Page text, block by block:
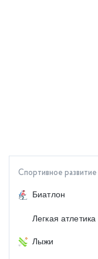
Спортивное развитие
Биатлон
Легкая атлетика
Лыжи